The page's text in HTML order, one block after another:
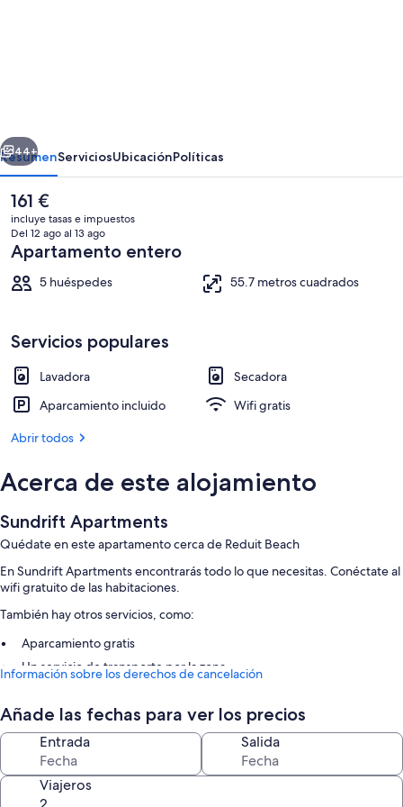
Siguiente
44+
ResumenServiciosUbicaciónPolíticas
El
precio
actual
es
de
161 €
161 €
incluye tasas e impuestos
Del 12 ago al 13 ago
Apartamento entero
5 huéspedes 55.7 metros cuadrados
Servicios populares
Lavadora
Secadora
Aparcamiento incluido
Wifi gratis
Abrir todos
Acerca de este alojamiento
Sundrift Apartments
Quédate en este apartamento cerca de Reduit Beach
En Sundrift Apartments encontrarás todo lo que necesitas. Conéctate al
wifi gratuito de las habitaciones.
También hay otros servicios, como:
Aparcamiento gratis
Un servicio de transporte por la zona
Todas las habitaciones en Sundrift Apartments tienen comodidades que
incluyen wifi gratis o cajas fuertes.
Además, otros servicios que encontrarás incluyen los siguientes:
Lavadoras/secadoras, tablas de planchar con planchas y detergente
Información sobre los derechos de cancelación
Añade las fechas para ver los precios
Entrada Salida
Viajeros